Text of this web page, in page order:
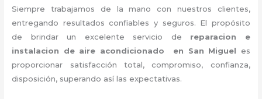
Siempre trabajamos de la mano con nuestros clientes,
entregando resultados confiables y seguros. El propósito
de brindar un excelente servicio de reparacion e
instalacion de aire acondicionado en San Miguel es
proporcionar satisfacción total, compromiso, confianza,
disposición, superando así las expectativas.